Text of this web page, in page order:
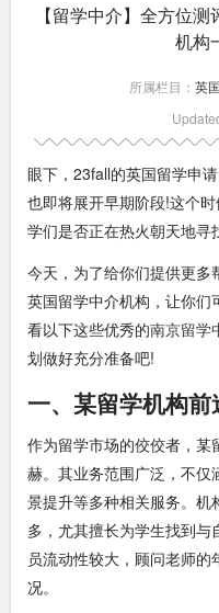
【留学中介】全方位
机构
所属栏目： 英
眼下，23fall的英国留学申
也即将展开早期阶段!这个
学们是否正在热火朝天地寻
今天，为了给你们提供更多
英国留学中介机构，让你
看以下这些优秀的南京留学
划做好充分准备吧!
一、某留学机构前
作为留学市场的佼佼者，某
赫。其业务范围广泛，不
景提升等多种相关服务。机
多，尤其擅长为学生找到与
员流动性较大，顾问老师
况。